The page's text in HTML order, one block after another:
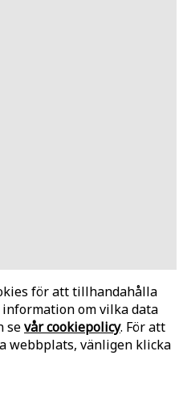
för att tillhandahålla
om vilka data
sevår cookiepolicy. För att
webbplats, vänligen klicka